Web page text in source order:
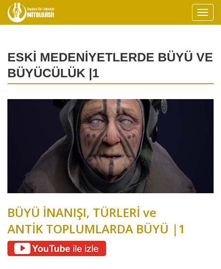
ESKİ MEDENİYETLERDE BÜYÜ VE
BÜYÜCÜLÜK |1
BÜYÜ İNANIŞI, TÜRLERİ ve
ANTİK TOPLUMLARDA BÜYÜ |1